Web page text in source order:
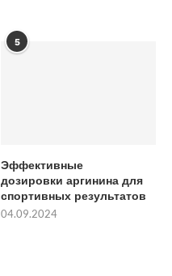
5
Эффективные
дозировки аргинина для
спортивных результатов
04.09.2024